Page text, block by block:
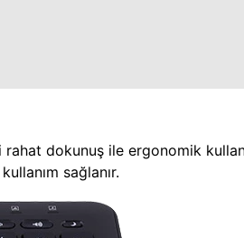
dokunuş ile ergonomik
sağlanır.